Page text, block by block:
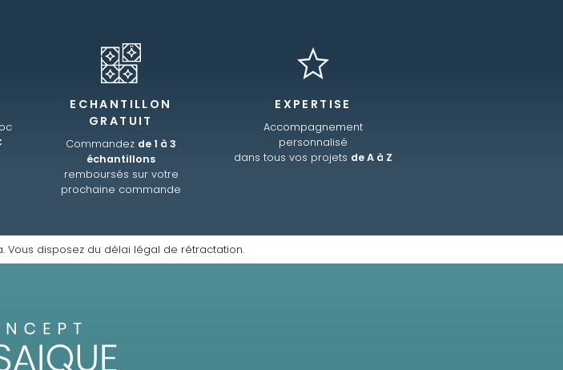
ECHANTILLON
GRATUIT
Commandez de 1 à 3
échantillons
remboursés sur votre
prochaine commande
EXPERTISE
Accompagnement
personnalisé
dans tous vos projets de A à Z
Vous disposez du délai légal de rétractation.